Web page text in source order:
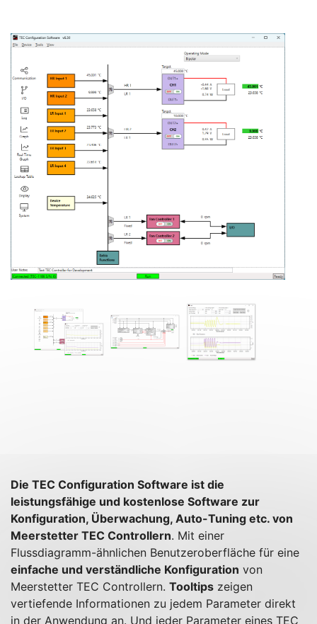
Die TEC Configuration Software ist die
leistungsfähige und kostenlose Software zur
Konfiguration, Überwachung, Auto-Tuning etc. von
Meerstetter TEC Controllern. Mit einer
Flussdiagramm-ähnlichen Benutzeroberfläche für eine
einfache und verständliche Konfiguration von
Meerstetter TEC Controllern. Tooltips zeigen
vertiefende Informationen zu jedem Parameter direkt
in der Anwendung an. Und jeder Parameter eines TEC